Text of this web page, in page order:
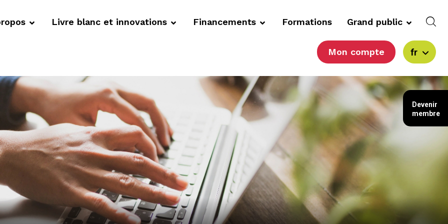
Livre blanc et innovations Financements Formations Grand public
Mon compte fr
Devenir
membre